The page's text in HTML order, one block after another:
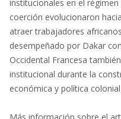
institucionales en el
coerción evolucionaron
atraer trabajadores
desempeñado por Dakar
Occidental Francesa
institucional durante la
económica y política colonial.